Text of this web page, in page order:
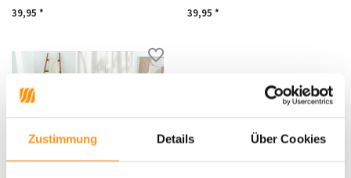
Zustimmung Details Über Cookies
39,95 * 39,95 *